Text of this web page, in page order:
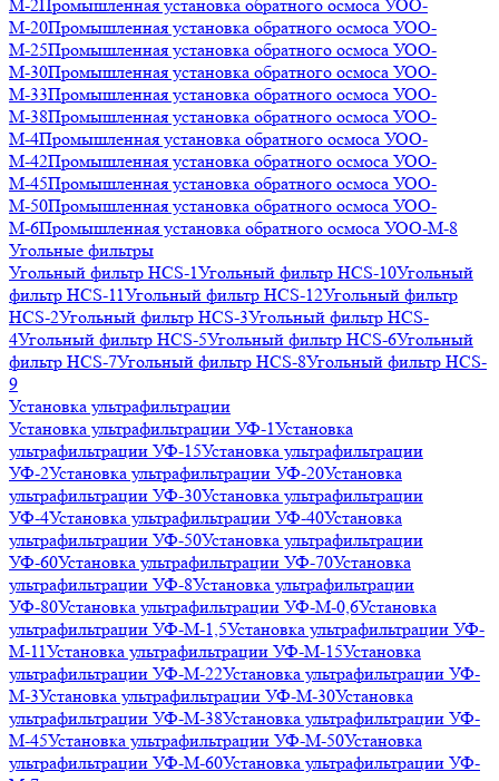
М-2Промышленная установка обратного осмоса УОО-
М-20Промышленная установка обратного осмоса УОО-
М-25Промышленная установка обратного осмоса УОО-
М-30Промышленная установка обратного осмоса УОО-
М-33Промышленная установка обратного осмоса УОО-
М-38Промышленная установка обратного осмоса УОО-
М-4Промышленная установка обратного осмоса УОО-
М-42Промышленная установка обратного осмоса УОО-
М-45Промышленная установка обратного осмоса УОО-
М-50Промышленная установка обратного осмоса УОО-
М-6Промышленная установка обратного осмоса УОО-М-8
Угольные фильтры
Угольный фильтр HСS-1Угольный фильтр HСS-10Угольный
фильтр HСS-11Угольный фильтр HСS-12Угольный фильтр
HСS-2Угольный фильтр HСS-3Угольный фильтр HСS-
4Угольный фильтр HСS-5Угольный фильтр HСS-6Угольный
фильтр HСS-7Угольный фильтр HСS-8Угольный фильтр HСS-
9
Установка ультрафильтрации
Установка ультрафильтрации УФ-1Установка
ультрафильтрации УФ-15Установка ультрафильтрации
УФ-2Установка ультрафильтрации УФ-20Установка
ультрафильтрации УФ-30Установка ультрафильтрации
УФ-4Установка ультрафильтрации УФ-40Установка
ультрафильтрации УФ-50Установка ультрафильтрации
УФ-60Установка ультрафильтрации УФ-70Установка
ультрафильтрации УФ-8Установка ультрафильтрации
УФ-80Установка ультрафильтрации УФ-М-0,6Установка
ультрафильтрации УФ-М-1,5Установка ультрафильтрации УФ-
М-11Установка ультрафильтрации УФ-М-15Установка
ультрафильтрации УФ-М-22Установка ультрафильтрации УФ-
М-3Установка ультрафильтрации УФ-М-30Установка
ультрафильтрации УФ-М-38Установка ультрафильтрации УФ-
М-45Установка ультрафильтрации УФ-М-50Установка
ультрафильтрации УФ-М-60Установка ультрафильтрации УФ-